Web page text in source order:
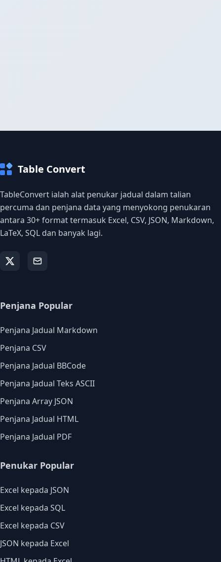
Table Convert
TableConvert ialah alat penukar jadual dalam talian
percuma dan penjana data yang menyokong penukaran
antara 30+ format termasuk Excel, CSV, JSON, Markdown,
LaTeX, SQL dan banyak lagi.
Penjana Popular
Penjana Jadual Markdown
Penjana CSV
Penjana Jadual BBCode
Penjana Jadual Teks ASCII
Penjana Array JSON
Penjana Jadual HTML
Penjana Jadual PDF
Penukar Popular
Excel kepada JSON
Excel kepada SQL
Excel kepada CSV
JSON kepada Excel